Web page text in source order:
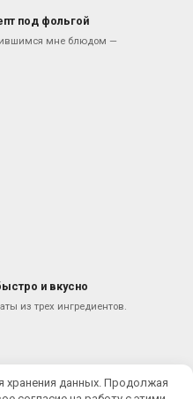
под фольгой
мне блюдом —
и вкусно
из трех ингредиентов.
хранения данных. Продолжая